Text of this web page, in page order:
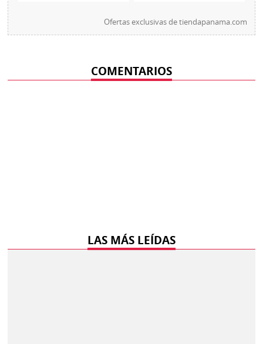
Ofertas exclusivas detiendapanama.com
COMENTARIOS
LAS MÁS LEÍDAS